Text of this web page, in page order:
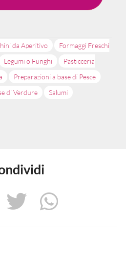
da Aperitivo
Formaggi Freschi
Legumi o Funghi
Pasticceria
Preparazioni a base di Pesce
di Verdure
Salumi